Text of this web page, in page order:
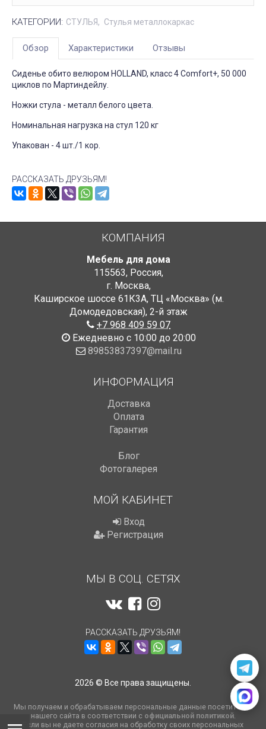
КАТЕГОРИИ: СТУЛЬЯ Стулья металлокаркас
Обзор Характеристики Отзывы
Сиденье обито велюром HOLLAND, класс 4 Comfort+, 50 000
циклов по Мартиндейлу.
Ножки стула - металл белого цвета.
Номинальная нагрузка на стул 120 кг
Упакован - 4 шт./1 кор.
РАССКАЗАТЬ ДРУЗЬЯМ!
КОМПАНИЯ
Мебель для дома
115563, Россия,
г. Москва,
Каширское шоссе 61К3А, ТЦ «Москва» (м.
Домодедовская), 2-й этаж
+7 968 409 59 07
Ежедневно с 10:00 до 20:00
89853837397@mail.ru
ИНФОРМАЦИЯ
Доставка
Оплата
Гарантия
Блог
Фотогалерея
МОЙ КАБИНЕТ
Вход
Регистрация
МЫ В СОЦ. СЕТЯХ
РАССКАЗАТЬ ДРУЗЬЯМ!
2026 © Все права защищены.
Мы получаем и обрабатываем персональные данные посетителей
нашего сайта в соответствии с официальной политикой.
Если вы не даете согласия на обработку своих персональных